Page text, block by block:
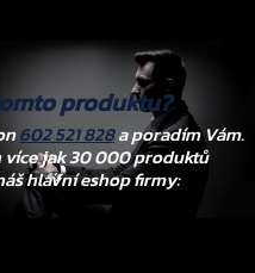
produktu?
602 521 828a poradím Vám.
více jak 30 000 produktů
hlavní eshop firmy: